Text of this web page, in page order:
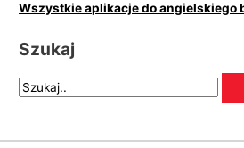
Wszystkie aplikacje do angielskiego
Szukaj